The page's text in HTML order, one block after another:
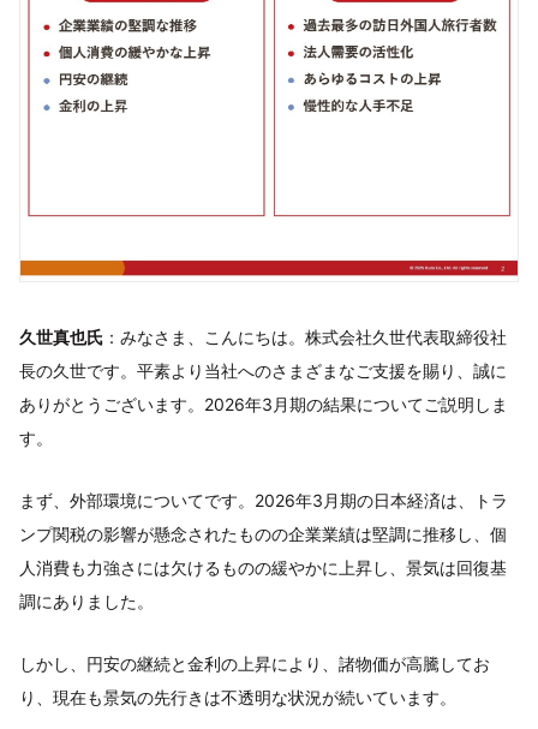
久世真也氏 ：みなさま、こんにちは。株式会社久世代表取締役社
長の久世です。平素より当社へのさまざまなご支援を賜り、誠に
ありがとうございます。2026年3月期の結果についてご説明しま
す。
まず、外部環境についてです。2026年3月期の日本経済は、トラ
ンプ関税の影響が懸念されたものの企業業績は堅調に推移し、個
人消費も力強さには欠けるものの緩やかに上昇し、景気は回復基
調にありました。
しかし、円安の継続と金利の上昇により、諸物価が高騰してお
り、現在も景気の先行きは不透明な状況が続いています。